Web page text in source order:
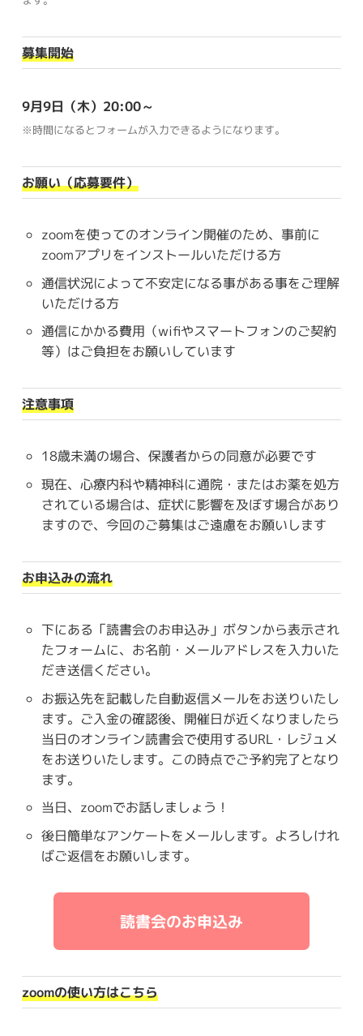
募集開始
9月9日（木）20:00～
※時間になるとフォームが入力できるようになります。
お願い（応募要件）
zoomを使ってのオンライン開催のため、事前に
zoomアプリをインストールいただける方
通信状況によって不安定になる事がある事をご理解
いただける方
通信にかかる費用（wifiやスマートフォンのご契約
等）はご負担をお願いしています
注意事項
18歳未満の場合、保護者からの同意が必要です
現在、心療内科や精神科に通院・またはお薬を処方
されている場合は、症状に影響を及ぼす場合があり
ますので、今回のご募集はご遠慮をお願いします
お申込みの流れ
下にある「読書会のお申込み」ボタンから表示され
たフォームに、お名前・メールアドレスを入力いた
だき送信ください。
お振込先を記載した自動返信メールをお送りいたし
ます。ご入金の確認後、開催日が近くなりましたら
当日のオンライン読書会で使用するURL・レジュメ
をお送りいたします。この時点でご予約完了となり
ます。
当日、zoomでお話しましょう！
後日簡単なアンケートをメールします。よろしけれ
ばご返信をお願いします。
読書会のお申込み
zoomの使い方はこちら